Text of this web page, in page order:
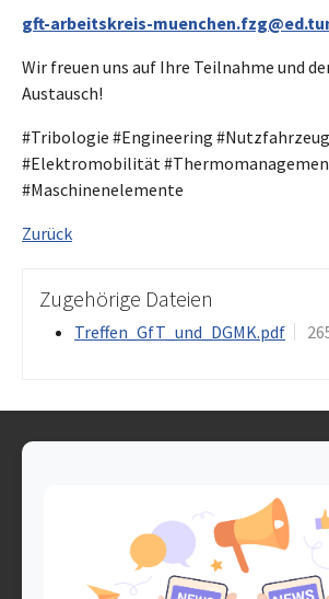
gft-arbeitskreis-
Wir freuen uns auf Ihre Teilnahme und
Austausch!
#Tribologie #Engineering
#Elektromobilität
#Maschinenelemente
Zurück
Zugehörige Dateien
Treffen_GfT_und_DGMK.pdf